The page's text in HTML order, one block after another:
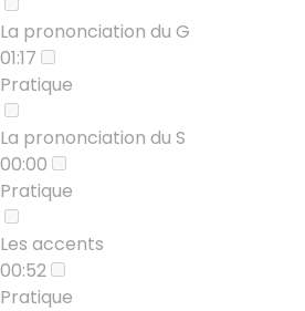
La prononciation du G
01:17
Pratique
La prononciation du S
00:00
Pratique
Les accents
00:52
Pratique